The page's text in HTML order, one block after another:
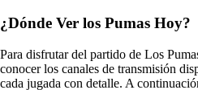
¿Dónde Ver los Pumas Hoy?
Para disfrutar del partido de Los
conocer los canales de transmisión
cada jugada con detalle. A